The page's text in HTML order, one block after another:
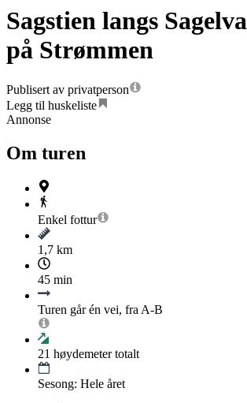
Sagstien langs Sagelva
på Strømmen
Publisert av privatperson
Legg til huskeliste
Annonse
Om turen
Enkel fottur
1,7 km
45 min
Turen går én vei, fra A-B
21 høydemeter totalt
Sesong: Hele året